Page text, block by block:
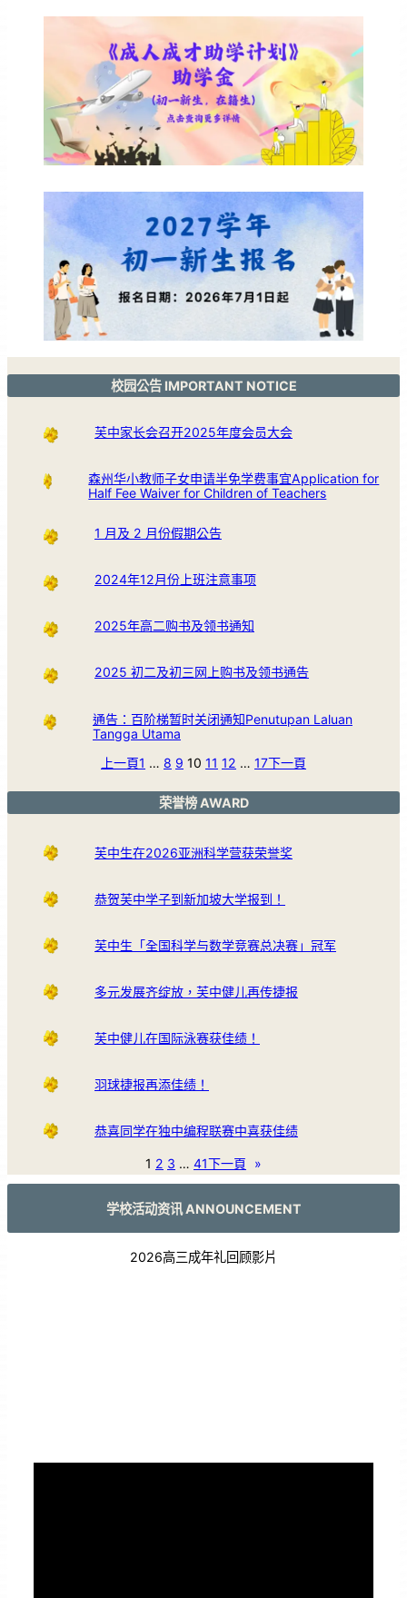
校园公告 IMPORTANT NOTICE
芙中家长会召开2025年度会员大会
森州华小教师子女申请半免学费事宜Application for
Half Fee Waiver for Children of Teachers
1 月及 2 月份假期公告
2024年12月份上班注意事项
2025年高二购书及领书通知
2025 初二及初三网上购书及领书通告
通告：百阶梯暂时关闭通知Penutupan Laluan
Tangga Utama
上一頁1 … 8 9 10 11 12 … 17下一頁
荣誉榜 AWARD
芙中生在2026亚洲科学营获荣誉奖
恭贺芙中学子到新加坡大学报到！
芙中生「全国科学与数学竞赛总决赛」冠军
多元发展齐绽放，芙中健儿再传捷报
芙中健儿在国际泳赛获佳绩！
羽球捷报再添佳绩！
恭喜同学在独中编程联赛中喜获佳绩
1 2 3 … 41下一頁 »
学校活动资讯 ANNOUNCEMENT
2026高三成年礼回顾影片